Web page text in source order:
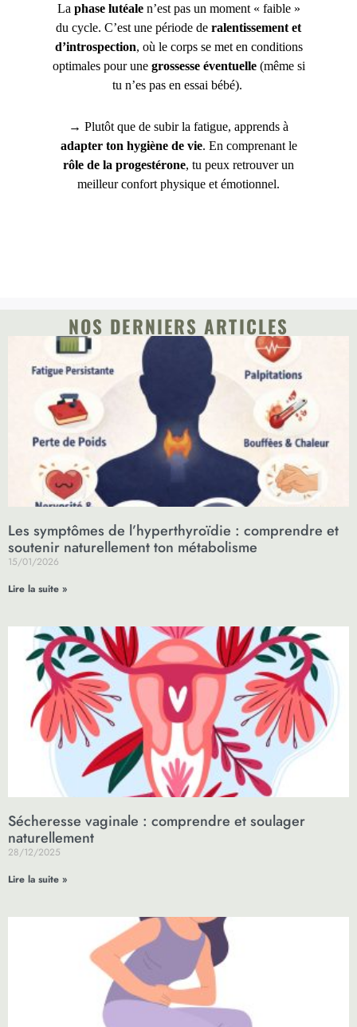
La phase lutéalen’est pas un moment « faible »
du cycle. C’est une période de ralentissement et
d’introspection, où le corps se met en conditions
optimales pour une grossesse éventuelle(même si
tu n’es pas en essai bébé).
→ Plutôt que de subir la fatigue, apprends à
adapter ton hygiène de vie. En comprenant le
rôle de la progestérone, tu peux retrouver un
meilleur confort physique et émotionnel.
NOS DERNIERS ARTICLES
Les symptômes de l’hyperthyroïdie : comprendre et
soutenir naturellement ton métabolisme
15/01/2026
Lire la suite »
Sécheresse vaginale : comprendre et soulager
naturellement
28/12/2025
Lire la suite »